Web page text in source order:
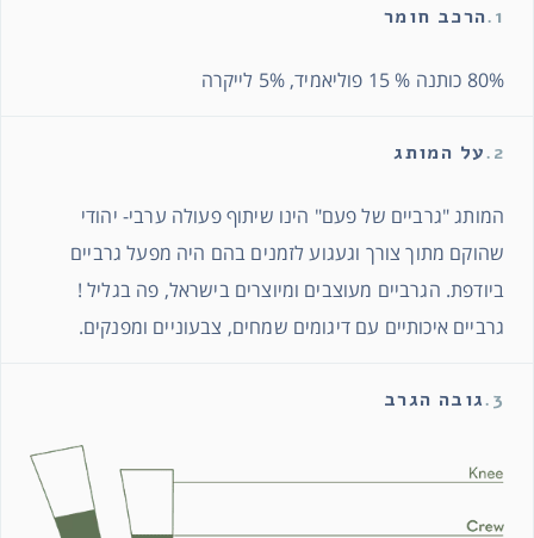
1. הרכב חומר
80% כותנה % 15 פוליאמיד, 5% לייקרה
2. על המותג
המותג "גרביים של פעם" הינו שיתוף פעולה ערבי- יהודי
שהוקם מתוך צורך וגעגוע לזמנים בהם היה מפעל גרביים
ביודפת. הגרביים מעוצבים ומיוצרים בישראל, פה בגליל !
גרביים איכותיים עם דיגומים שמחים, צבעוניים ומפנקים.
3. גובה הגרב